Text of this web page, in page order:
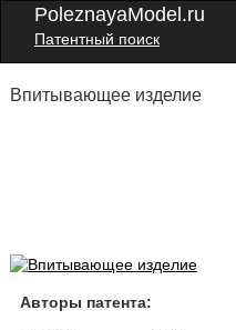
PoleznayaModel.ru
Патентный поиск
Впитывающее изделие
Авторы патента: